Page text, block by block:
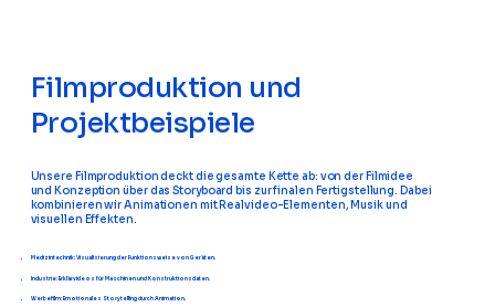
Filmproduktion und
Projektbeispiele
Unsere Filmproduktion deckt die gesamte Kette ab: von der Filmidee
und Konzeption über das Storyboard bis zur finalen Fertigstellung. Dabei
kombinieren wir Animationen mit Realvideo-Elementen, Musik und
visuellen Effekten.
Medizintechnik: Visualisierung der Funktionsweise von Geräten.
Industrie: Erklärvideos für Maschinen und Konstruktionsdaten.
Werbefilm: Emotionales Storytelling durch Animation.